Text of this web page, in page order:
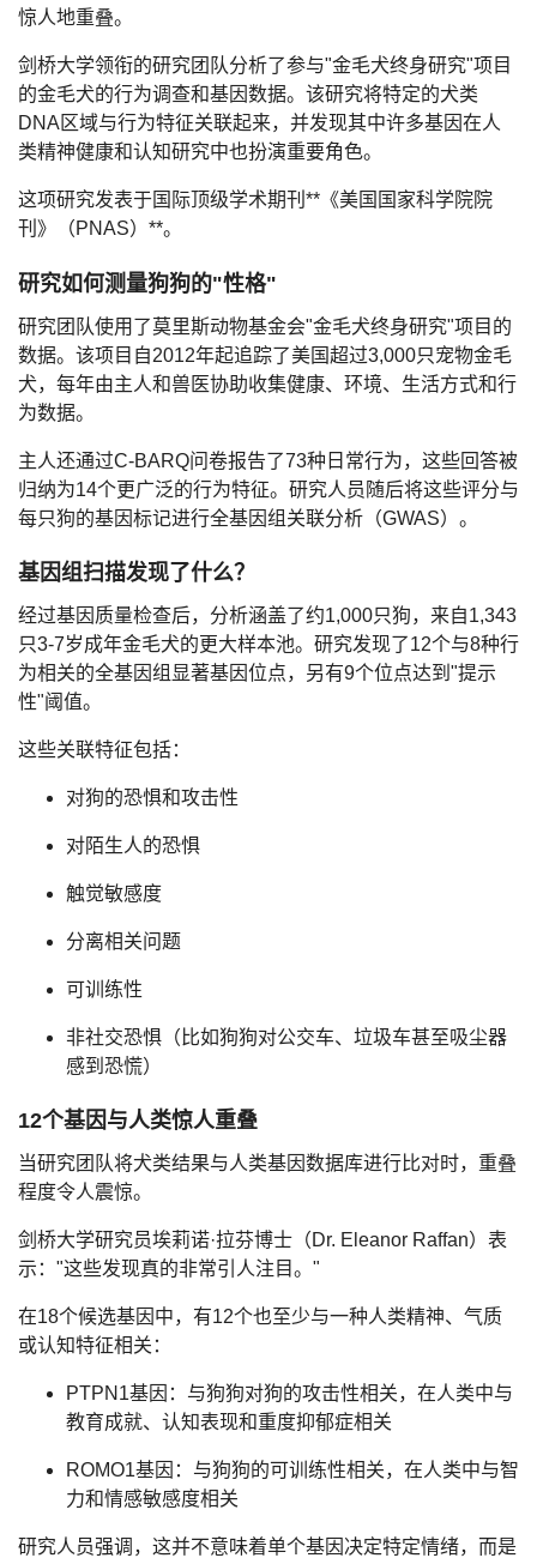
惊人地重叠。
剑桥大学领衔的研究团队分析了参与"金毛犬终身研究"项目
的金毛犬的行为调查和基因数据。该研究将特定的犬类
DNA区域与行为特征关联起来，并发现其中许多基因在人
类精神健康和认知研究中也扮演重要角色。
这项研究发表于国际顶级学术期刊**《美国国家科学院院
刊》（PNAS）**。
研究如何测量狗狗的"性格"
研究团队使用了莫里斯动物基金会"金毛犬终身研究"项目的
数据。该项目自2012年起追踪了美国超过3,000只宠物金毛
犬，每年由主人和兽医协助收集健康、环境、生活方式和行
为数据。
主人还通过C-BARQ问卷报告了73种日常行为，这些回答被
归纳为14个更广泛的行为特征。研究人员随后将这些评分与
每只狗的基因标记进行全基因组关联分析（GWAS）。
基因组扫描发现了什么？
经过基因质量检查后，分析涵盖了约1,000只狗，来自1,343
只3-7岁成年金毛犬的更大样本池。研究发现了12个与8种行
为相关的全基因组显著基因位点，另有9个位点达到"提示
性"阈值。
这些关联特征包括：
对狗的恐惧和攻击性
对陌生人的恐惧
触觉敏感度
分离相关问题
可训练性
非社交恐惧 （比如狗狗对公交车、垃圾车甚至吸尘器
感到恐慌）
12个基因与人类惊人重叠
当研究团队将犬类结果与人类基因数据库进行比对时， 重叠
程度令人震惊。
剑桥大学研究员埃莉诺·拉芬博士（Dr. Eleanor Raffan）表
示："这些发现真的非常引人注目。"
在18个候选基因中， 有12个也至少与一种人类精神、气质
或认知特征相关 ：
PTPN1基因 ：与狗狗对狗的攻击性相关，在人类中与
教育成就、认知表现和重度抑郁症相关
ROMO1基因 ：与狗狗的可训练性相关，在人类中与智
力和情感敏感度相关
研究人员强调，这并不意味着单个基因决定特定情绪，而是